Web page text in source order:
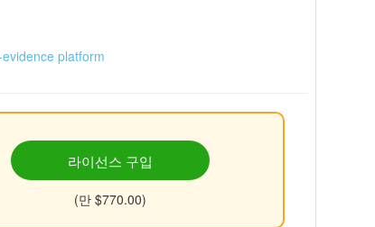
platform
라이선스 구입
(만 $770.00)